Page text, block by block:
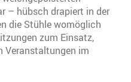
– hübsch drapiert in der
die Stühle womöglich
zum Einsatz,
Veranstaltungen im